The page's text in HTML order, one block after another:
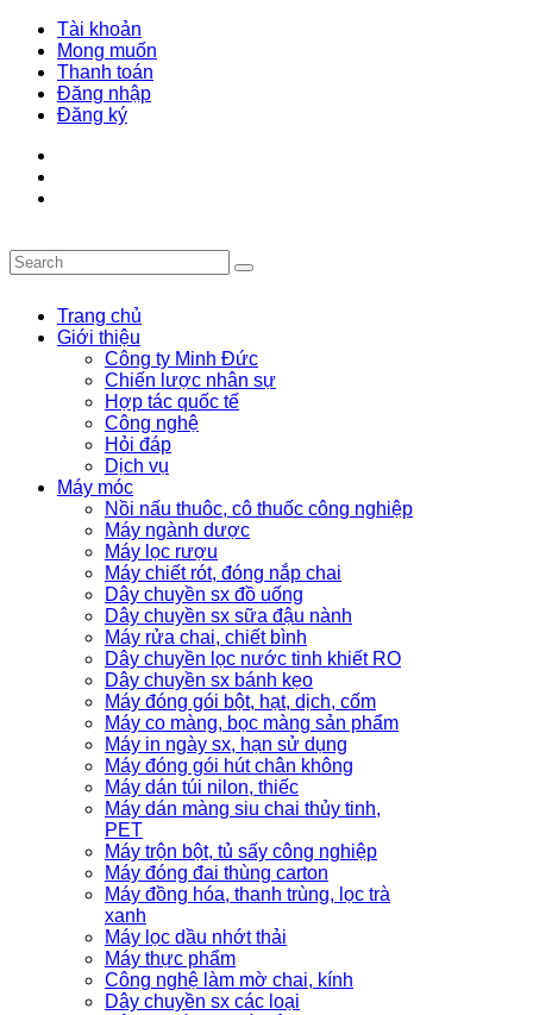
Tài khoản
Mong muốn
Thanh toán
Đăng nhập
Đăng ký
Trang chủ
Giới thiệu
Công ty Minh Đức
Chiến lược nhân sự
Hợp tác quốc tế
Công nghệ
Hỏi đáp
Dịch vụ
Máy móc
Nồi nấu thuôc, cô thuốc công nghiệp
Máy ngành dược
Máy lọc rượu
Máy chiết rót, đóng nắp chai
Dây chuyền sx đồ uống
Dây chuyền sx sữa đậu nành
Máy rửa chai, chiết bình
Dây chuyền lọc nước tinh khiết RO
Dây chuyền sx bánh kẹo
Máy đóng gói bột, hạt, dịch, cốm
Máy co màng, bọc màng sản phẩm
Máy in ngày sx, hạn sử dụng
Máy đóng gói hút chân không
Máy dán túi nilon, thiếc
Máy dán màng siu chai thủy tinh,
PET
Máy trộn bột, tủ sấy công nghiệp
Máy đóng đai thùng carton
Máy đồng hóa, thanh trùng, lọc trà
xanh
Máy lọc dầu nhớt thải
Máy thực phẩm
Công nghệ làm mờ chai, kính
Dây chuyền sx các loại